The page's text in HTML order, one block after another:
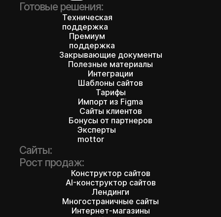
Готовые решения:
Техническая
поддержка
Премиум
поддержка
Закрывающие документы
Полезные материалы
Интеграции
Шаблоны сайтов
Тарифы
Импорт из Figma
Сайты клиентов
Бонусы от партнеров
Эксперты
mottor
Сайты:
Рост продаж:
Конструктор сайтов
AI-конструктор сайтов
Лендинги
Многостраничные сайты
Интернет-магазины